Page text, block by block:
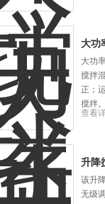
大功
大功
搅拌
正；
搅拌
查看
升降
该升
无级